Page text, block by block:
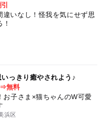
違いなし！怪我を気にせず思
っきり癒やされよう♪
⇒無料
お子さま×猫ちゃんのW可愛
浜区